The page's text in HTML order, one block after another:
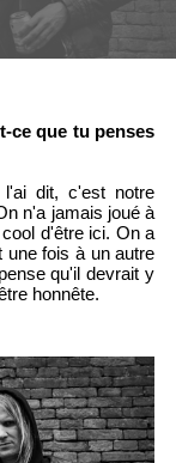
ce que tu penses
dit, c'est notre
n'a jamais joué à
d'être ici. On a
une fois à un autre
qu'il devrait y
honnête.